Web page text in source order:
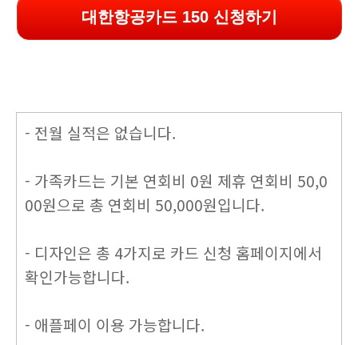
대한항공카드 150 신청하기
- 전월 실적은 없습니다.
- 가족카드는 기본 연회비 0원 제휴 연회비 50,0
00원으로 총 연회비 50,000원입니다.
- 디자인은 총 4가지로 카드 신청 홈페이지에서
확인가능합니다.
- 애플페이 이용 가능합니다.